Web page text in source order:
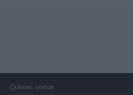
Quienes somos